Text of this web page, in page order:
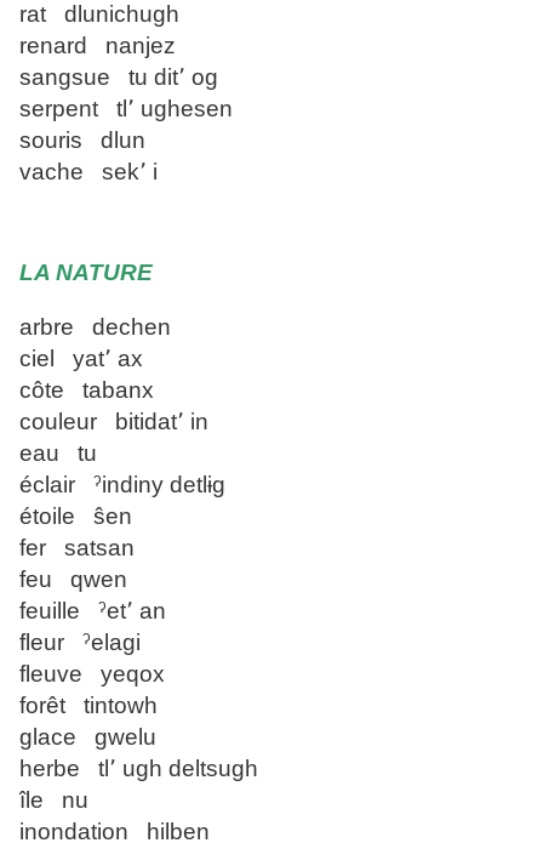
rat dlunichugh
renard nanjez
sangsue tu dit՚ og
serpent tl՚ ughesen
souris dlun
vache sek՚ i
LA NATURE
arbre dechen
ciel yat՚ ax
côte tabanx
couleur bitidat՚ in
eau tu
éclair ˀindiny detlɨg
étoile ŝen
fer satsan
feu qwen
feuille ˀet՚ an
fleur ˀelagi
fleuve yeqox
forêt tintowh
glace gwelu
herbe tl՚ ugh deltsugh
île nu
inondation hilben